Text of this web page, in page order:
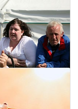
Lees meer